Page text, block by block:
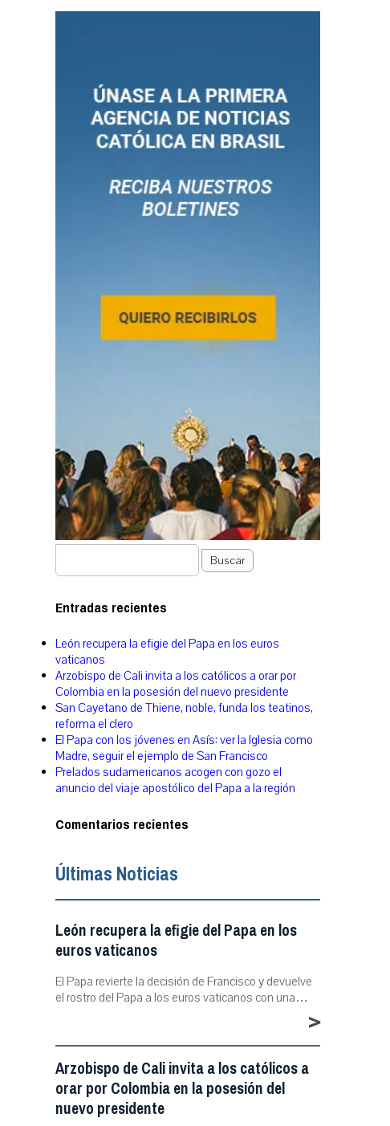
Buscar
Entradas recientes
León recupera la efigie del Papa en los euros
vaticanos
Arzobispo de Cali invita a los católicos a orar por
Colombia en la posesión del nuevo presidente
San Cayetano de Thiene, noble, funda los teatinos,
reforma el clero
El Papa con los jóvenes en Asís: ver la Iglesia como
Madre, seguir el ejemplo de San Francisco
Prelados sudamericanos acogen con gozo el
anuncio del viaje apostólico del Papa a la región
Comentarios recientes
Últimas Noticias
León recupera la efigie del Papa en los
euros vaticanos
El Papa revierte la decisión de Francisco y devuelve
el rostro del Papa a los euros vaticanos con una…
>
Arzobispo de Cali invita a los católicos a
orar por Colombia en la posesión del
nuevo presidente